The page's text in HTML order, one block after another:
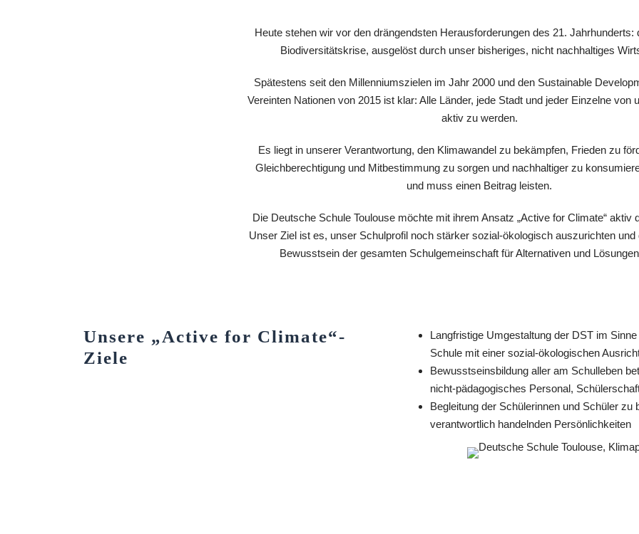
Heute stehen wir vor den drängendsten Herausforderungen des 21. Jahrhunderts:
Biodiversitätskrise, ausgelöst durch unser bisheriges, nicht nachhaltiges
Spätestens seit den Millenniumszielen im Jahr 2000 und den Sustainable
Vereinten Nationen von 2015 ist klar: Alle Länder, jede Stadt und jeder Einzelne von
aktiv zu werden.
Es liegt in unserer Verantwortung, den Klimawandel zu bekämpfen, Frieden zu
Gleichberechtigung und Mitbestimmung zu sorgen und nachhaltiger zu
und muss einen Beitrag leisten.
Die Deutsche Schule Toulouse möchte mit ihrem Ansatz „Active for Climate“ aktiv
Unser Ziel ist es, unser Schulprofil noch stärker sozial-ökologisch auszurichten und
Bewusstsein der gesamten Schulgemeinschaft für Alternativen und
Unsere „Active for Climate“-
Ziele
Langfristige Umgestaltung der DST im
Schule mit einer sozial-ökologischen
Bewusstseinsbildung aller am Schulleben
nicht-pädagogisches Personal,
Begleitung der Schülerinnen und Schüler
verantwortlich handelnden Persönlichkeiten